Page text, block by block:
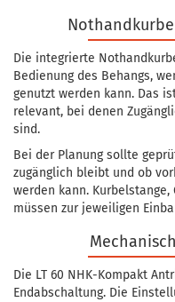
Die integrierte
Bedienung des Behangs,
genutzt werden kann. Das
relevant, bei denen
sind.
Bei der Planung sollte
zugänglich bleibt und ob
werden kann. Kurbelstange,
müssen zur jeweiligen
Die LT 60 NHK-Kompakt
Endabschaltung. Die